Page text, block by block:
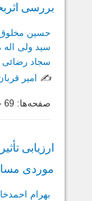
بررسی
حسین
سید ولی
سجاد رضائی
✍️ امیر
صفحه‌ها: 69
ارزیابی
موردی
بهرام